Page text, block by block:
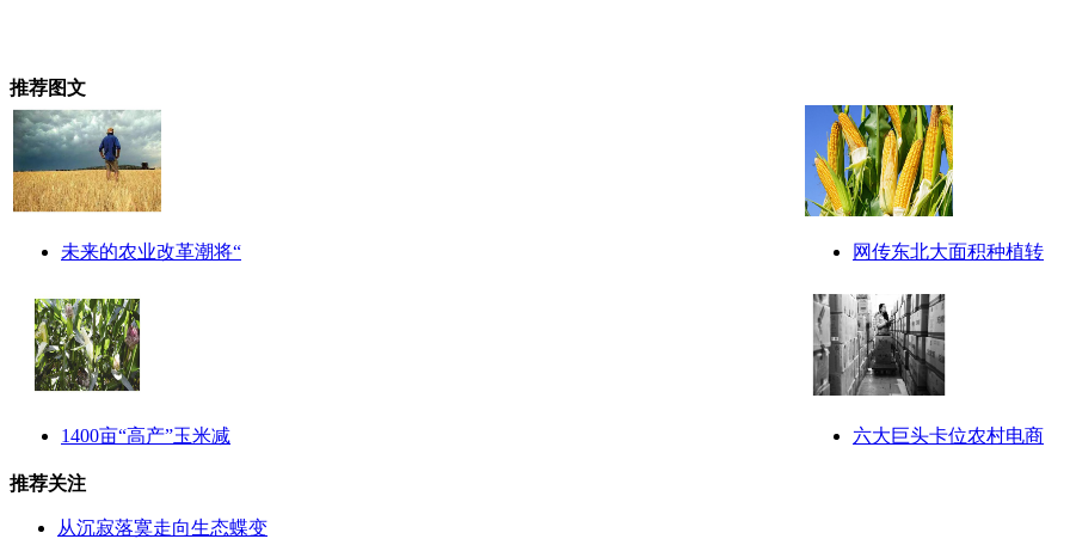
推荐图文
未来的农业改革潮将“ 网传东北大面积种植转
1400亩“高产”玉米减 六大巨头卡位农村电商
推荐关注
从沉寂落寞走向生态蝶变